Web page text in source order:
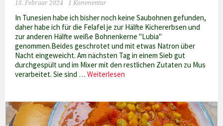
18. Februar 2024 1 Kommentar
In Tunesien habe ich bisher noch keine Saubohnen gefunden,
daher habe ich für die Felafel je zur Hälfte Kichererbsen und
zur anderen Hälfte weiße Bohnenkerne "Lubia"
genommen.Beides geschrotet und mit etwas Natron über
Nacht eingeweicht. Am nächsten Tag in einem Sieb gut
durchgespült und im Mixer mit den restlichen Zutaten zu Mus
verarbeitet. Sie sind …Weiterlesen